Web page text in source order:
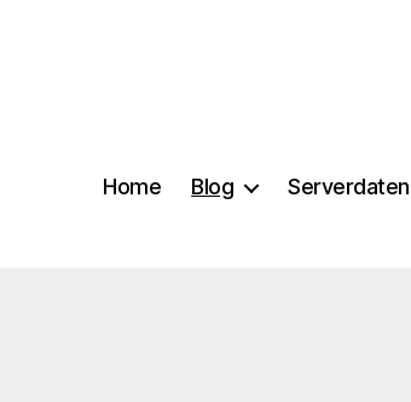
Home Blog Serverdaten